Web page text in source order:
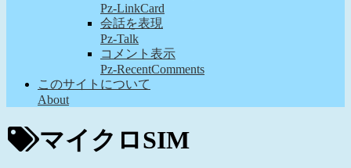
Pz-LinkCard
会話を表現
Pz-Talk
コメント表示
Pz-RecentComments
このサイトについて
About
マイクロSIM